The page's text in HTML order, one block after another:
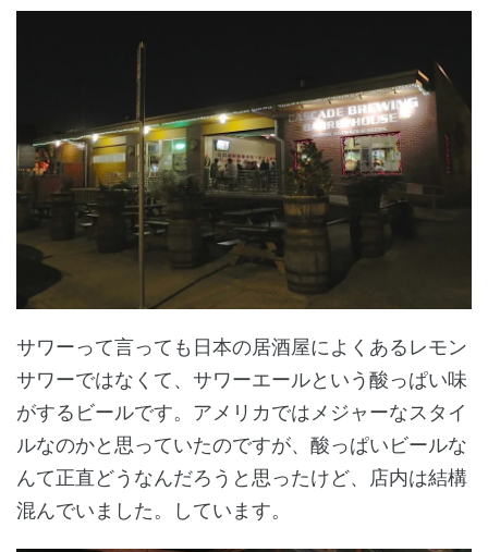
サワーって言っても日本の居酒屋によくあるレモン
サワーではなくて、サワーエールという酸っぱい味
がするビールです。アメリカではメジャーなスタイ
ルなのかと思っていたのですが、酸っぱいビールな
んて正直どうなんだろうと思ったけど、店内は結構
混んでいました。しています。